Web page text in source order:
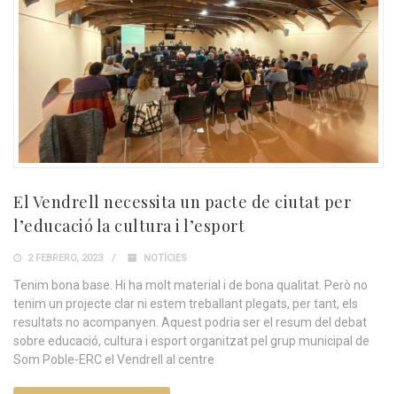
El Vendrell necessita un pacte de ciutat per
l’educació la cultura i l’esport
2 FEBRERO, 2023 NOTÍCIES
Tenim bona base. Hi ha molt material i de bona qualitat. Però no
tenim un projecte clar ni estem treballant plegats, per tant, els
resultats no acompanyen. Aquest podria ser el resum del debat
sobre educació, cultura i esport organitzat pel grup municipal de
Som Poble-ERC el Vendrell al centre